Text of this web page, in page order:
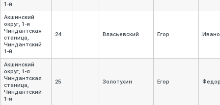
1-й
Акшинский
округ, 1-я
Чиндантская
станица,
Чиндантский
1-й
24 Власьевский Егор
Акшинский
округ, 1-я
Чиндантская
станица,
Чиндантский
1-й
25 Золотухин Егор